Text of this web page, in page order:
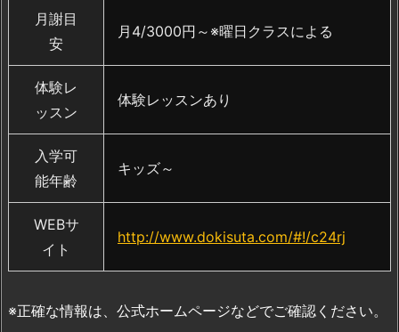
月謝目
安
月4/3000円～※曜日クラスによる
体験レ
ッスン
体験レッスンあり
入学可
能年齢
キッズ～
WEBサ
イト
http://www.dokisuta.com/#!/c24rj
※正確な情報は、公式ホームページなどでご確認ください。